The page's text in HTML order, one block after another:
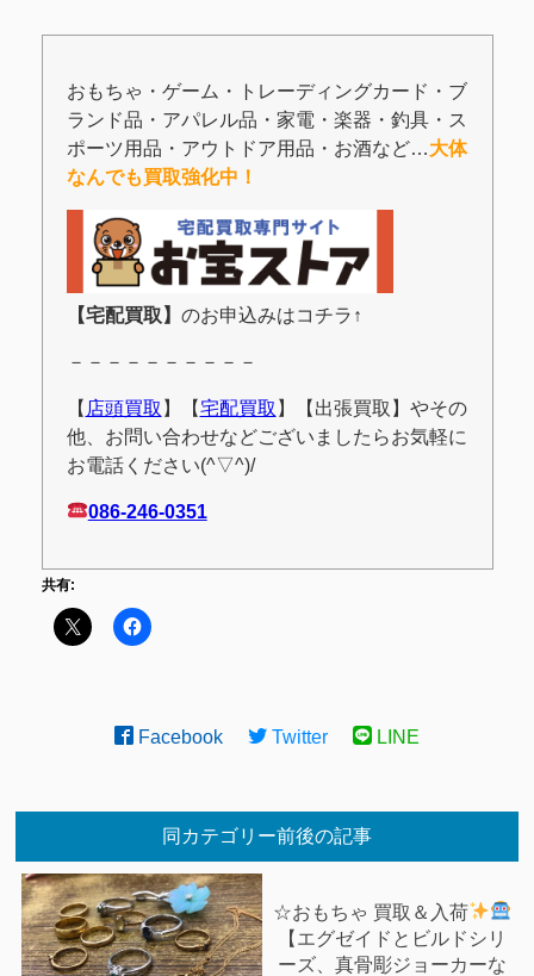
おもちゃ・ゲーム・トレーディングカード・ブ
ランド品・アパレル品・家電・楽器・釣具・ス
ポーツ用品・アウトドア用品・お酒など…大体
なんでも買取強化中！
【宅配買取】 のお申込みはコチラ↑
－－－－－－－－－－
【 店頭買取 】【宅配買取 】【出張買取】やその
他、お問い合わせなどございましたらお気軽に
お電話ください(^▽^)/
086-246-0351
共有:
Facebook Twitter LINE
同カテゴリー前後の記事
☆おもちゃ 買取＆入荷
【エグゼイドとビルドシリ
ーズ、真骨彫ジョーカーな